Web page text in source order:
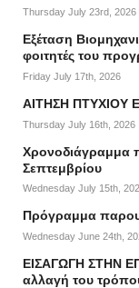
Thursday July 23rd, 2026
Εξέταση
φοιτητές του
Friday July 17th, 2026
ΑΙΤΗΣΗ ΠΤΥΧΙΟΥ
Thursday July 16th, 2026
Χρονοδιάγραμμα
Σεπτεμβρίου
Wednesday July 15th,
Πρόγραμμα
Wednesday June 24th,
ΕΙΣΑΓΩΓΗ ΣΤΗΝ
αλλαγή του